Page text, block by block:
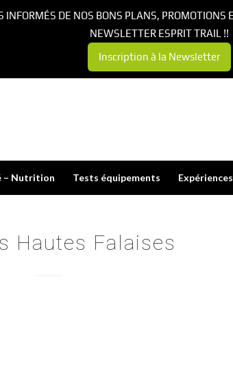
– Nutrition Tests équipements Expériences
Hautes Falaises
INFORMÉS DE NOS BONS PLANS,
NEWSLETTER ESPRIT TRAIL !!
Inscription à la Newsletter